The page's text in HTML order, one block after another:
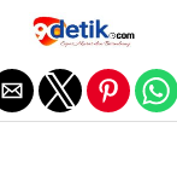
Exit mobile version